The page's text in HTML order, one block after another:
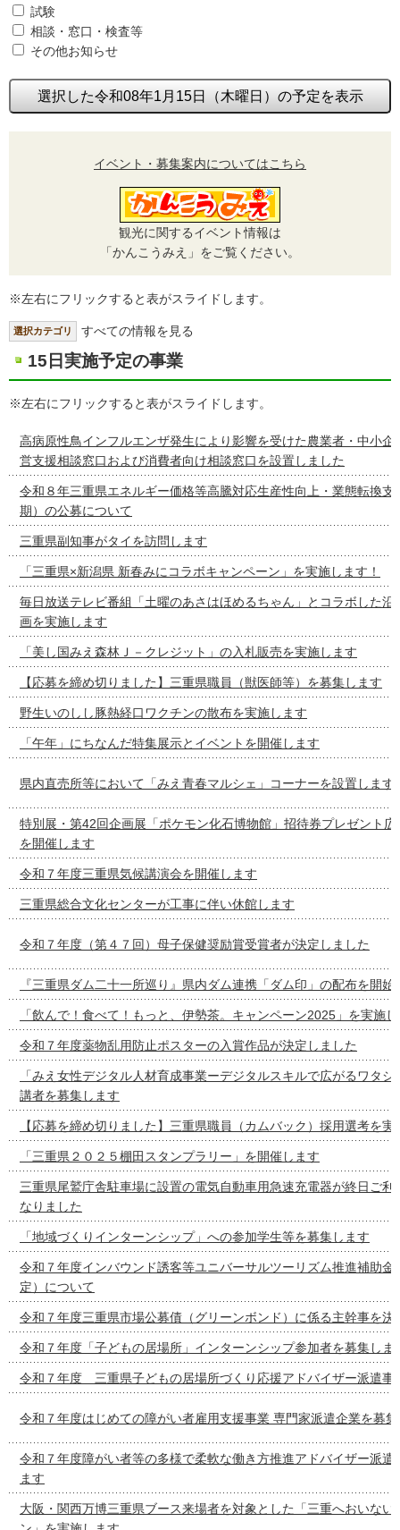
試験
相談・窓口・検査等
その他お知らせ
選択した令和08年1月15日（木曜日）の予定を表示
イベント・募集案内についてはこちら
観光に関するイベント情報は
「かんこうみえ」をご覧ください。
※左右にフリックすると表がスライドします。
選択カテゴリ すべての情報を見る
15日実施予定の事業
※左右にフリックすると表がスライドします。
高病原性鳥インフルエンザ発生により影響を受けた農業者・中小企
営支援相談窓口および消費者向け相談窓口を設置しました
令和８年三重県エネルギー価格等高騰対応生産性向上・業態転換支
期）の公募について
三重県副知事がタイを訪問します
「三重県×新潟県 新春みにコラボキャンペーン」を実施します！
毎日放送テレビ番組「土曜のあさはほめるちゃん」とコラボした沿
画を実施します
「美し国みえ森林Ｊ－クレジット」の入札販売を実施します
【応募を締め切りました】三重県職員（獣医師等）を募集します
野生いのしし豚熱経口ワクチンの散布を実施します
「午年」にちなんだ特集展示とイベントを開催します
県内直売所等において「みえ青春マルシェ」コーナーを設置します
特別展・第42回企画展「ポケモン化石博物館」招待券プレゼント
を開催します
令和７年度三重県気候講演会を開催します
三重県総合文化センターが工事に伴い休館します
令和７年度（第４７回）母子保健奨励賞受賞者が決定しました
『三重県ダム二十一所巡り』県内ダム連携「ダム印」の配布を開始
「飲んで！食べて！もっと、伊勢茶。キャンペーン2025」を実施
令和７年度薬物乱用防止ポスターの入賞作品が決定しました
「みえ女性デジタル人材育成事業ーデジタルスキルで広がるワタ
講者を募集します
【応募を締め切りました】三重県職員（カムバック）採用選考を実
「三重県２０２５棚田スタンプラリー」を開催します
三重県尾鷲庁舎駐車場に設置の電気自動車用急速充電器が終日ご利
なりました
「地域づくりインターンシップ」への参加学生等を募集します
令和７年度インバウンド誘客等ユニバーサルツーリズム推進補助金
定）について
令和７年度三重県市場公募債（グリーンボンド）に係る主幹事を決
令和７年度「子どもの居場所」インターンシップ参加者を募集しま
令和７年度 三重県子どもの居場所づくり応援アドバイザー派遣事
令和７年度はじめての障がい者雇用支援事業 専門家派遣企業を募
令和７年度障がい者等の多様で柔軟な働き方推進アドバイザー派遣
ます
大阪・関西万博三重県ブース来場者を対象とした「三重へおいない